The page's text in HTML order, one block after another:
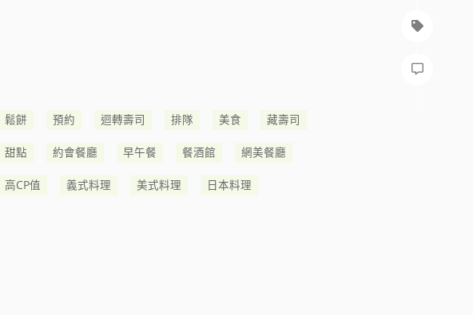
鬆餅 預約 迴轉壽司 排隊 美食 藏壽司
甜點 約會餐廳 早午餐 餐酒館 網美餐廳
高CP值 義式料理 美式料理 日本料理